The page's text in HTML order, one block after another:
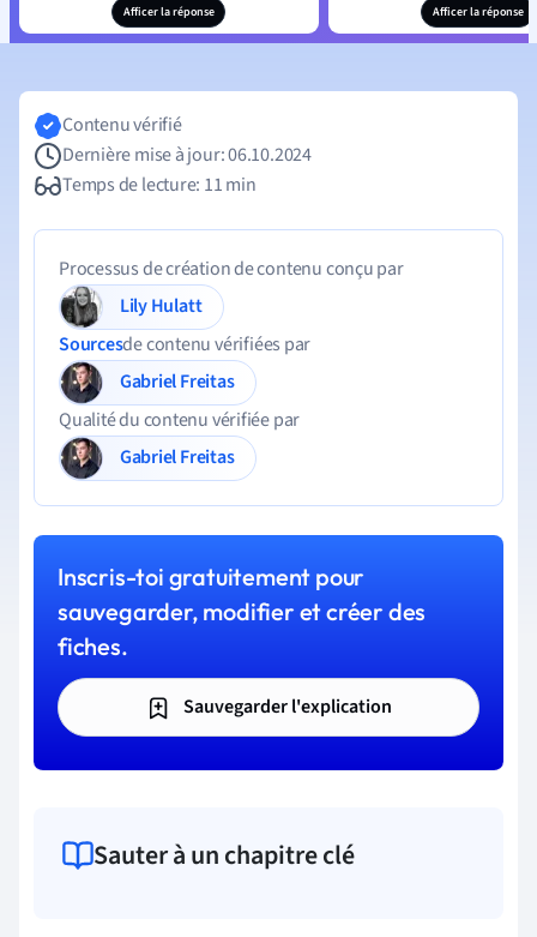
Afficer la réponse Afficer la réponse
Contenu vérifié
Dernière mise à jour: 06.10.2024
Temps de lecture: 11 min
Processus de création de contenu conçu par
Lily Hulatt
Sourcesde contenu vérifiées par
Gabriel Freitas
Qualité du contenu vérifiée par
Gabriel Freitas
Inscris-toi gratuitement pour
sauvegarder, modifier et créer des
fiches.
Sauvegarder l'explication
Sauter à un chapitre clé